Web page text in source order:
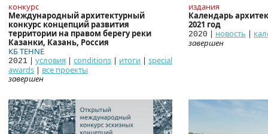
конкурс
Международный архитектурный
конкурс концепций развития
территории на правом берегу реки
Казанки, Казань, Россия
КБTEHNE
2021 | условия | conditions | итоги | special
awards | все проекты
завершен
издания
Календарь
2021 год
2020 | новость |
завершен